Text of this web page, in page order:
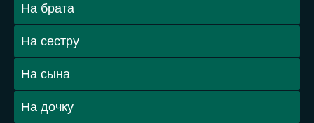
На брата
На сестру
На сына
На дочку